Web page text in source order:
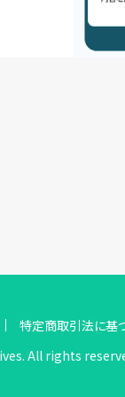
特定商取引法に基
All rights